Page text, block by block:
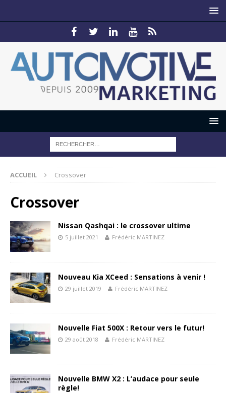
ACCUEIL Crossover
Crossover
Nissan Qashqai : le crossover ultime
5 juillet 2021 Frédéric MARTINEZ
Nouveau Kia XCeed : Sensations à venir !
29 juillet 2019 Frédéric MARTINEZ
Nouvelle Fiat 500X : Retour vers le futur!
29 août 2018 Frédéric MARTINEZ
Nouvelle BMW X2 : L’audace pour seule
règle!